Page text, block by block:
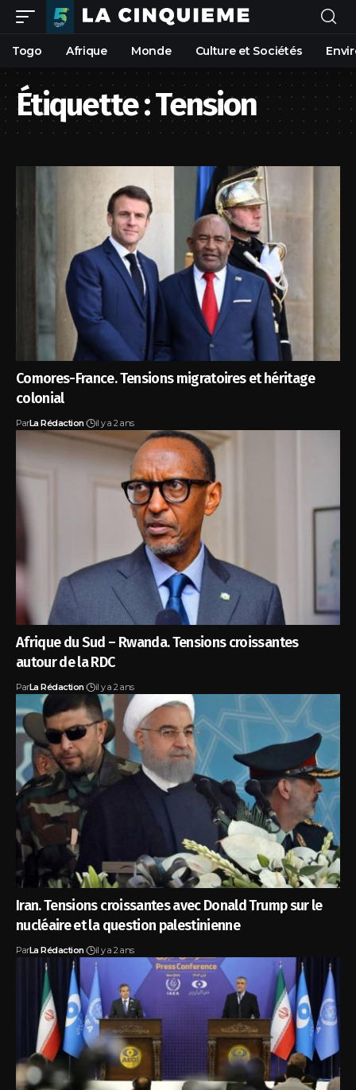
Togo Afrique Monde Culture et Sociétés
Étiquette :Tension
Comores-France. Tensions migratoires et héritage
colonial
ParLa Rédaction il y a 2 ans
Afrique du Sud – Rwanda. Tensions croissantes
autour de la RDC
ParLa Rédaction il y a 2 ans
Iran. Tensions croissantes avec Donald Trump sur le
nucléaire et la question palestinienne
ParLa Rédaction il y a 2 ans